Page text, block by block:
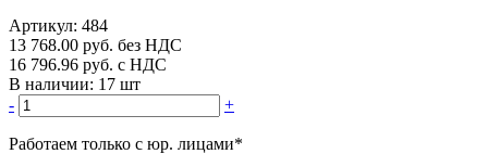
Артикул: 484
13 768.00 руб. без НДС
16 796.96 руб. с НДС
В наличии: 17 шт
-
+
Работаем только с юр. лицами*